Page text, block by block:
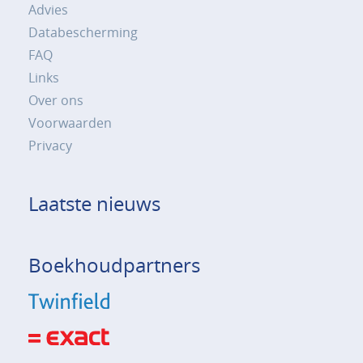
Advies
Databescherming
FAQ
Links
Over ons
Voorwaarden
Privacy
Laatste nieuws
Boekhoudpartners